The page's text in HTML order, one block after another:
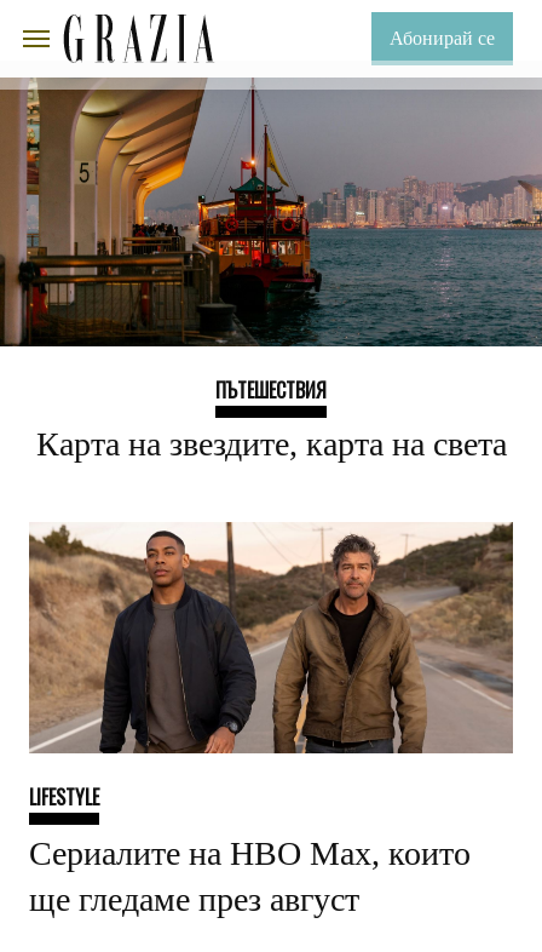
Абонирай се
ПЪТЕШЕСТВИЯ
Карта на звездите, карта на света
LIFESTYLE
Сериалите на HBO Max, които
ще гледаме през август